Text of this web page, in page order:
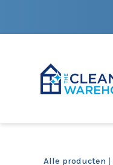
Alle producten |